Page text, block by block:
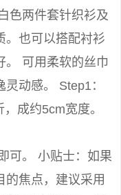
色两件套针织衫及
。也可以搭配衬衫
。 可用柔软的丝巾
动感。 Step1：
成约5cm宽度。
可。 小贴士：如果
的焦点，建议采用